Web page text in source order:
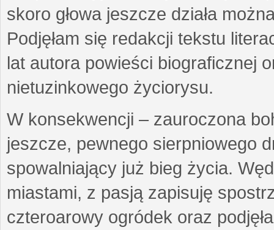
skoro głowa jeszcze działa
Podjęłam się redakcji tekstu
lat autora powieści biograficznej
nietuzinkowego życiorysu.
W konsekwencji – zauroczona
jeszcze, pewnego sierpniowego
spowalniający już bieg życia.
miastami, z pasją zapisuję
czteroarowy ogródek oraz